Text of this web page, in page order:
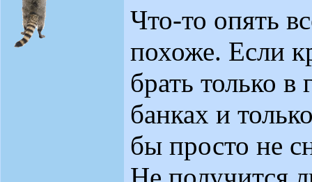
Что-то опять
похоже. Если
брать только в
банках и
бы просто не